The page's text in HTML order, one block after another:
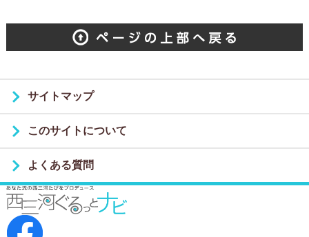
サイトマップ
このサイトについて
よくある質問